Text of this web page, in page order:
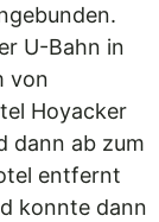
U-Bahn in
von
Hoyacker
dann ab zum
entfernt
konnte dann